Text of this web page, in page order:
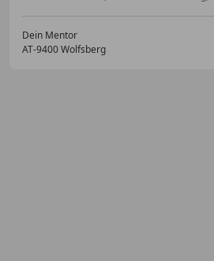
Dein Mentor
AT-9400 Wolfsberg